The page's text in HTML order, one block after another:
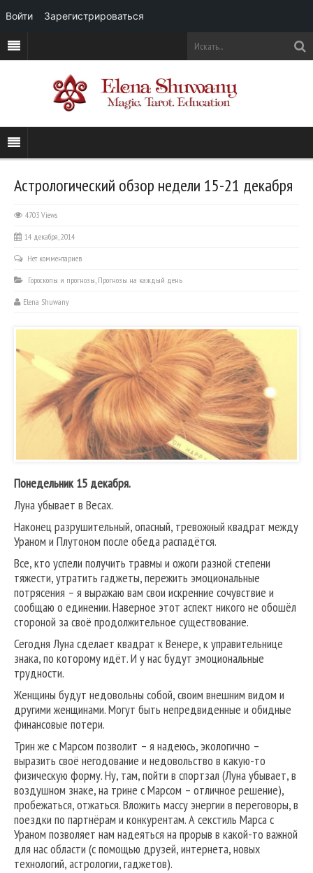
Астрологический обзор недели 15-21 декабря
4703 Views
14 декабря, 2014
Нет комментариев
Гороскопы и прогнозы, Прогнозы на каждый день
Elena Shuwany
Понедельник 15 декабря.
Луна убывает в Весах.
Наконец разрушительный, опасный, тревожный квадрат между
Ураном и Плутоном после обеда распадётся.
Все, кто успели получить травмы и ожоги разной степени
тяжести, утратить гаджеты, пережить эмоциональные
потрясения – я выражаю вам свои искренние сочувствие и
сообщаю о единении. Наверное этот аспект никого не обошёл
стороной за своё продолжительное существование.
Сегодня Луна сделает квадрат к Венере, к управительнице
знака, по которому идёт. И у нас будут эмоциональные
трудности.
Женщины будут недовольны собой, своим внешним видом и
другими женщинами. Могут быть непредвиденные и обидные
финансовые потери.
Трин же с Марсом позволит – я надеюсь, экологично –
выразить своё негодование и недовольство в какую-то
физическую форму. Ну, там, пойти в спортзал (Луна убывает, в
воздушном знаке, на трине с Марсом – отличное решение),
пробежаться, отжаться. Вложить массу энергии в переговоры, в
поездки по партнёрам и конкурентам. А секстиль Марса с
Ураном позволяет нам надеяться на прорыв в какой-то важной
для нас области (с помощью друзей, интернета, новых
технологий, астрологии, гаджетов).
Войти Зарегистрироваться